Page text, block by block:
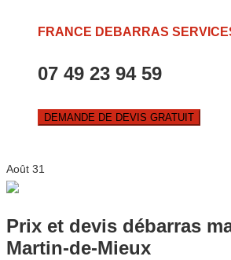
FRANCE DEBARRAS
07 49 23 94 59
DEMANDE DE DEVIS GRATUIT
Août 31
Prix et devis débarras
Martin-de-Mieux